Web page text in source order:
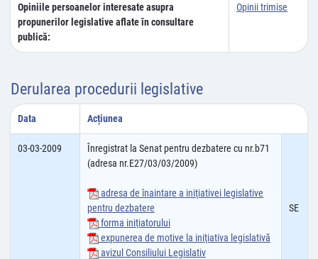
Opiniile persoanelor interesate asupra
propunerilor legislative aflate în consultare
publică:
Opinii trimise
Derularea procedurii legislative
Data Acțiunea
03-03-2009
Înregistrat la Senat pentru dezbatere cu nr.b71
(adresa nr.E27/03/03/2009)
adresa de înaintare a iniţiativei legislative
pentru dezbatere
forma iniţiatorului
expunerea de motive la iniţiativa legislativă
avizul Consiliului Legislativ
SE